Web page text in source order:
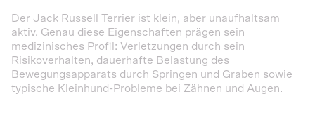
Der Jack Russell Terrier ist klein, aber unaufhaltsam
aktiv. Genau diese Eigenschaften prägen sein
medizinisches Profil: Verletzungen durch sein
Risikoverhalten, dauerhafte Belastung des
Bewegungsapparats durch Springen und Graben sowie
typische Kleinhund-Probleme bei Zähnen und Augen.